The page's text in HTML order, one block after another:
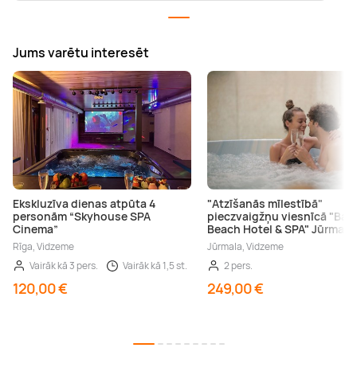
Jums varētu interesēt
Ekskluzīva dienas atpūta 4
personām “Skyhouse SPA
Cinema”
Rīga, Vidzeme
Vairāk kā 3 pers.
Vairāk kā 1,5 st.
120,00 €
"Atzīšanās mīlestībā"
pieczvaigžņu viesnīcā
Beach Hotel & SPA" Jūrmalā
Jūrmala, Vidzeme
2 pers.
249,00 €